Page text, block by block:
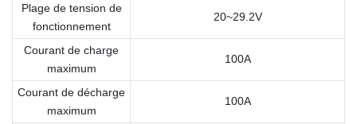
Plage de tension de
fonctionnement
20~29.2V
Courant de charge
maximum
100A
Courant de décharge
maximum
100A